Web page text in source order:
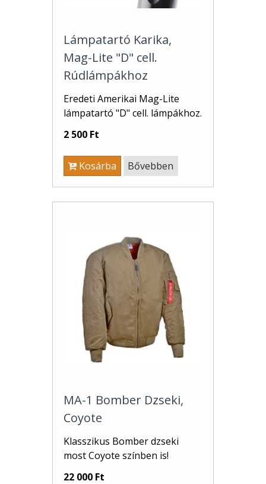
Lámpatartó Karika,
Mag-Lite "D" cell.
Rúdlámpákhoz
Eredeti Amerikai Mag-Lite
lámpatartó "D" cell. lámpákhoz.
2 500 Ft
Kosárba Bővebben
MA-1 Bomber Dzseki,
Coyote
Klasszikus Bomber dzseki
most Coyote színben is!
22 000 Ft